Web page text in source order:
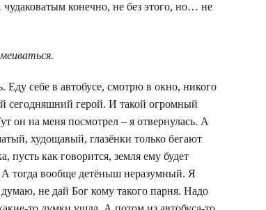
конечно, не без этого, но… не
Еду себе в автобусе, смотрю в окно, никого
сегодняшний герой. И такой огромный
он на меня посмотрел – я отвернулась. А
худощавый, глазёнки только бегают
как говорится, земля ему будет
А тогда вообще детёныш неразумный. Я
не дай Бог кому такого парня. Надо